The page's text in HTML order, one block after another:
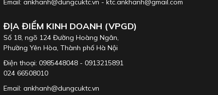
Email: ankhanh@dungcuktc.vn - ktc.ankhanh@gmail.com
ĐỊA ĐIỂM KINH DOANH (VPGD)
Số 18, ngõ 124 Đường Hoàng Ngân,
Phường Yên Hòa, Thành phố Hà Nội
Điện thoại: 0985448048 - 0913215891
024 66508010
Email: ankhanh@dungcuktc.vn